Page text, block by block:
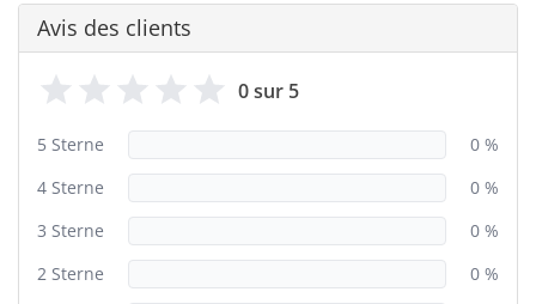
Avis des clients
0 sur 5
5 Sterne
0 %
4 Sterne
0 %
3 Sterne
0 %
2 Sterne
0 %